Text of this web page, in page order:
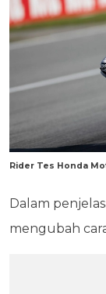
Rider Tes Honda
Dalam
mengubah